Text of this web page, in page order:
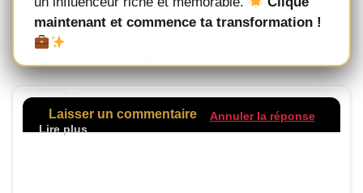
maintenant et commence ta transformation !
Laisser un commentaire Annuler la réponse